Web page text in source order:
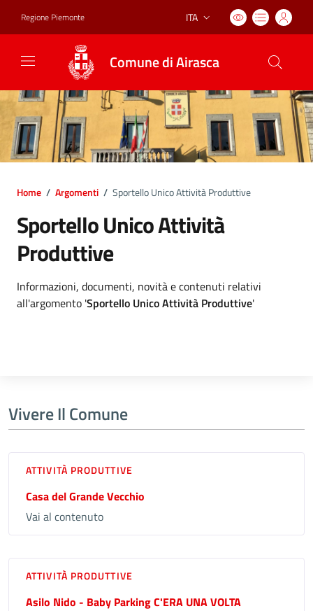
Regione Piemonte Lingua attiva:
ITA
Comune di Airasca
Home / Argomenti / Sportello Unico Attività Produttive
Sportello Unico Attività
Produttive
Dettagli argomento
Informazioni, documenti, novità e contenuti relativi
all'argomento 'Sportello Unico Attività Produttive'
Vivere Il Comune
ATTIVITÀ PRODUTTIVE
Casa del Grande Vecchio
Vai al contenuto
ATTIVITÀ PRODUTTIVE
Asilo Nido - Baby Parking C'ERA UNA VOLTA